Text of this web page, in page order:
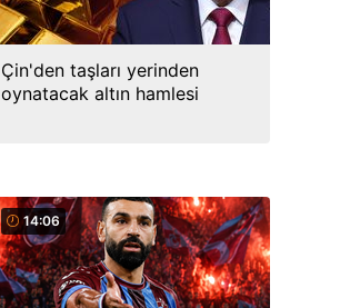
Çin'den taşları yerinden
oynatacak altın hamlesi
14:06